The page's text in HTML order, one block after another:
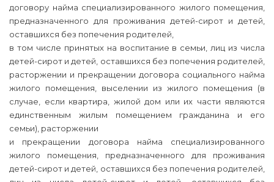
договору найма специализированного жилого помещения,
предназначенного для проживания детей-сирот и детей,
оставшихся без попечения родителей,
в том числе принятых на воспитание в семьи, лиц из числа
детей-сирот и детей, оставшихся без попечения родителей,
расторжении и прекращении договора социального найма
жилого помещения, выселении из жилого помещения (в
случае, если квартира, жилой дом или их части являются
единственным жилым помещением гражданина и его
семьи), расторжении
и прекращении договора найма специализированного
жилого помещения, предназначенного для проживания
детей-сирот и детей, оставшихся без попечения родителей,